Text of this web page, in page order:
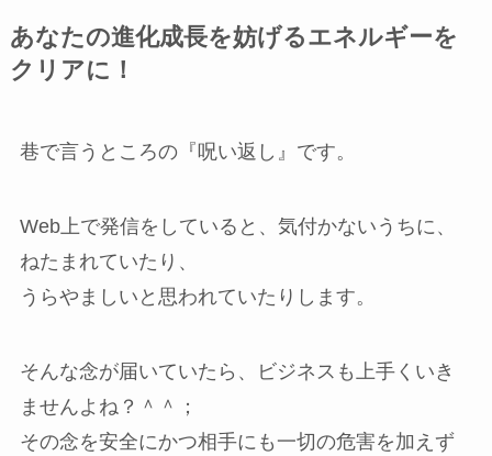
あなたの進化成長を妨げるエネルギーを
クリアに！
巷で言うところの『呪い返し』です。
Web上で発信をしていると、気付かないうちに、
ねたまれていたり、
うらやましいと思われていたりします。
そんな念が届いていたら、ビジネスも上手くいき
ませんよね？＾＾；
その念を安全にかつ相手にも一切の危害を加えず